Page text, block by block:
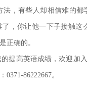
，有些人却相信难的都
，你让他一下子接触
正确的。
提高英语成绩，欢迎加
86222667。